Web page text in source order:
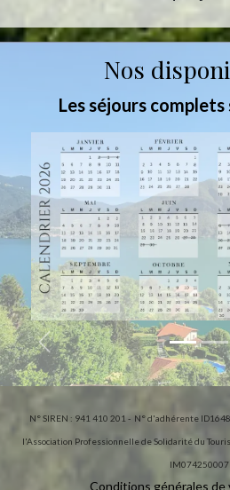
Nos
Les séjours
Précédent
N° SIREN : 941 410 201 - N° d'adhérente
l'Association Professionnelle de Solidarité du
IM074250007​
Conditionsgénéral​​es d​​e